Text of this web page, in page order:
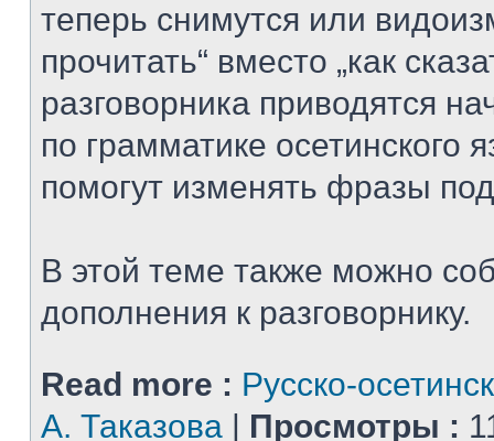
теперь снимутся или
прочитать“ вместо „как
разговорника приводятся
по грамматике осетинского
помогут изменять фразы
В этой теме также можно
дополнения к разговорнику.
Read more : Русско-
А. Таказова | Просмотры :